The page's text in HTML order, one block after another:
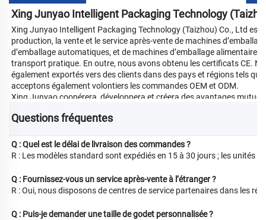
Xing Junyao Intelligent Packaging Technology
Xing Junyao Intelligent Packaging Technology (Taizhou) Co., Ltd
production, la vente et le service après-vente de machines
d’emballage automatiques, et de machines d’emballage
transport pratique. En outre, nous avons obtenu les certificats CE.
également exportés vers des clients dans des pays et régions tels
acceptons également volontiers les commandes OEM et ODM.
Xing Junyao coopérera, développera et créera des avantages
Questions fréquentes
Q : Quel est le délai de livraison des commandes ?
R : Les modèles standard sont expédiés en 15 à 30 jours ; les unités
Q : Fournissez-vous un service après-vente à l’étranger ?
R : Oui, nous disposons de centres de service partenaires dans les
Q : Puis-je demander une taille de godet personnalisée ?